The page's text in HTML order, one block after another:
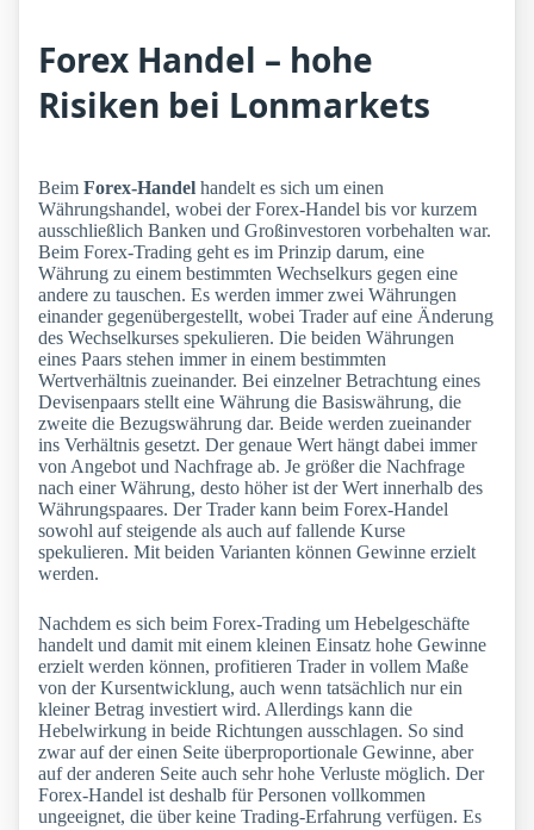
Forex Handel – hohe
Risiken bei Lonmarkets
Beim Forex-Handel handelt es sich um einen
Währungshandel, wobei der Forex-Handel bis vor kurzem
ausschließlich Banken und Großinvestoren vorbehalten war.
Beim Forex-Trading geht es im Prinzip darum, eine
Währung zu einem bestimmten Wechselkurs gegen eine
andere zu tauschen. Es werden immer zwei Währungen
einander gegenübergestellt, wobei Trader auf eine Änderung
des Wechselkurses spekulieren. Die beiden Währungen
eines Paars stehen immer in einem bestimmten
Wertverhältnis zueinander. Bei einzelner Betrachtung eines
Devisenpaars stellt eine Währung die Basiswährung, die
zweite die Bezugswährung dar. Beide werden zueinander
ins Verhältnis gesetzt. Der genaue Wert hängt dabei immer
von Angebot und Nachfrage ab. Je größer die Nachfrage
nach einer Währung, desto höher ist der Wert innerhalb des
Währungspaares. Der Trader kann beim Forex-Handel
sowohl auf steigende als auch auf fallende Kurse
spekulieren. Mit beiden Varianten können Gewinne erzielt
werden.
Nachdem es sich beim Forex-Trading um Hebelgeschäfte
handelt und damit mit einem kleinen Einsatz hohe Gewinne
erzielt werden können, profitieren Trader in vollem Maße
von der Kursentwicklung, auch wenn tatsächlich nur ein
kleiner Betrag investiert wird. Allerdings kann die
Hebelwirkung in beide Richtungen ausschlagen. So sind
zwar auf der einen Seite überproportionale Gewinne, aber
auf der anderen Seite auch sehr hohe Verluste möglich. Der
Forex-Handel ist deshalb für Personen vollkommen
ungeeignet, die über keine Trading-Erfahrung verfügen. Es